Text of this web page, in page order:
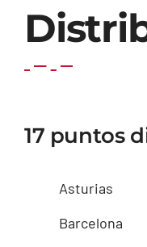
17 puntos
Asturias
Barcelona